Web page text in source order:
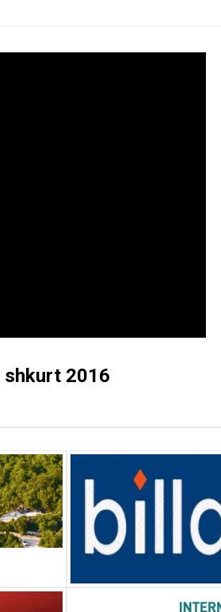
shkurt 2016